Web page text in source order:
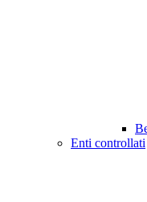
Enti controllati